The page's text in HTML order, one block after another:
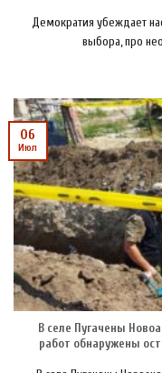
Демократия убеждает
выбора, про
В селе Пугачены
работ обнаружены
06
Июл